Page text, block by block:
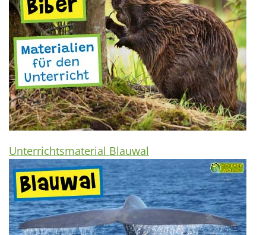
Unterrichtsmaterial Blauwal